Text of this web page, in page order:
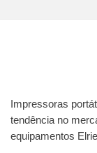
Impressoras
tendência no
equipamentos